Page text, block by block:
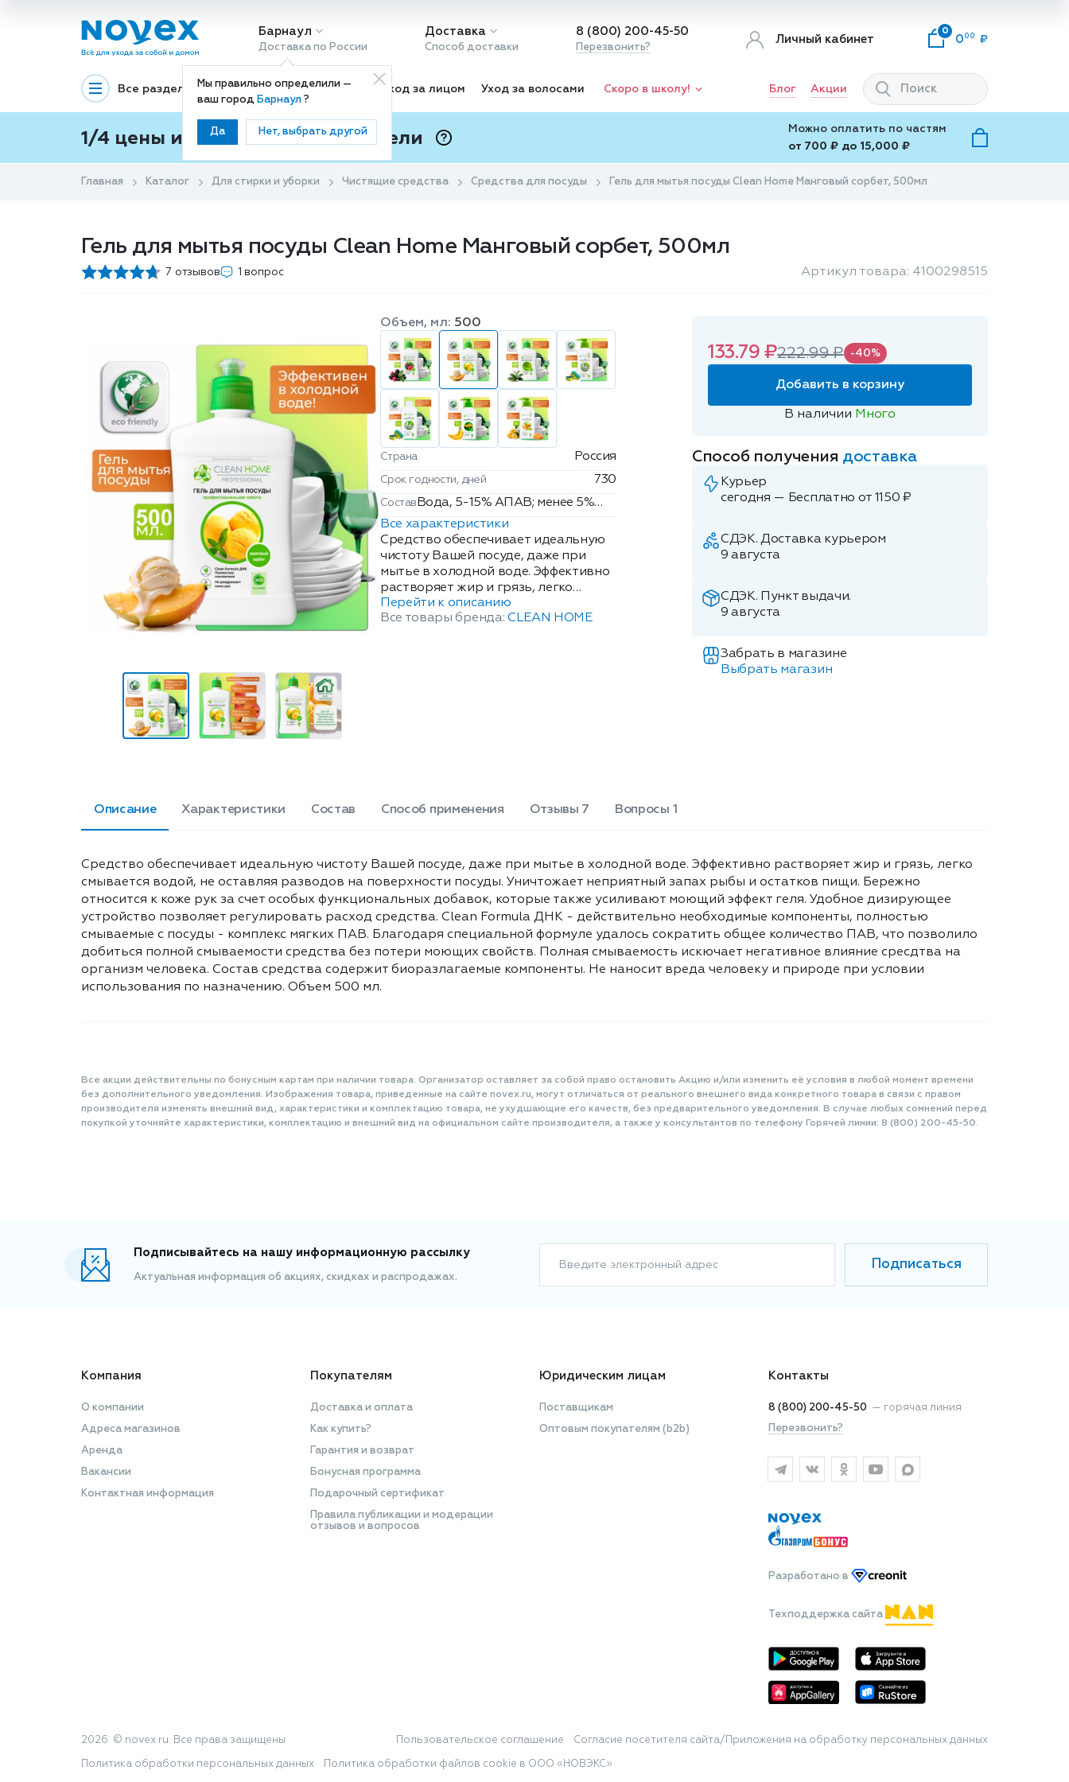
Барнаул
Доставка по России
Мы правильно определили —
ваш город Барнаул?
Да Нет, выбрать другой
Доставка
Способ доставки
8 (800) 200-45-50
Перезвонить?
Личный кабинет
0
0 00
Все разделы Декоративная косметика Уход за лицом Уход за волосами Скоро в школу! Блог Акции
1/4 цены и покупки ваши с Подели
Можно оплатить по частям
от 700 ₽ до 15,000 ₽
Главная Каталог Для стирки и уборки Чистящие средства Средства для посуды Гель для мытья посуды Clean Home Манговый сорбет, 500мл
Гель для мытья посуды Clean Home Манговый сорбет, 500мл
7 отзывов 1 вопрос Артикул товара: 4100298515
Объем, мл: 500
Страна Россия
Срок годности, дней 730
Состав Вода, 5-15% АПАВ; менее 5%
АмфПАВ, глицерин, аллантоин,
функциональные добавки,
карбамид, парфюмерная
композиция,
метилхлороизтиазолинон,
метилизотиазолинон
Все характеристики
Средство обеспечивает идеальную
чистоту Вашей посуде, даже при
мытье в холодной воде. Эффективно
растворяет жир и грязь, легко
смывается водой, не оставляя
разводов на поверхности посуды.
Благодаря специальной формуле
добиться полной смываемости
средства без потери моющих
свойств. Полная смываемость
искючает негативное влияние
сресдтва на организм человека.
Состав средства содержит
биоразлагаемые компоненты. Не
наносит вреда человеку и природе
Перейти к описанию
Все товары бренда: CLEAN HOME
133.79 ₽222.99 ₽ -40%
Добавить в корзину
В наличии Много
Способ получения доставка
Курьер
сегодня — Бесплатно от 1150 ₽
СДЭК. Доставка курьером
9 августа
СДЭК. Пункт выдачи.
9 августа
Забрать в магазине
Выбрать магазин
Описание Характеристики Состав Способ применения Отзывы 7 Вопросы 1
Средство обеспечивает идеальную чистоту Вашей посуде, даже при мытье в холодной воде. Эффективно растворяет жир и грязь, легко
смывается водой, не оставляя разводов на поверхности посуды. Уничтожает неприятный запах рыбы и остатков пищи. Бережно
относится к коже рук за счет особых функциональных добавок, которые также усиливают моющий эффект геля. Удобное дизирующее
устройство позволяет регулировать расход средства. Clean Formula ДНК - действительно необходимые компоненты, полностью
смываемые с посуды - комплекс мягких ПАВ. Благодаря специальной формуле удалось сократить общее количество ПАВ, что позволило
добиться полной смываемости средства без потери моющих свойств. Полная смываемость искючает негативное влияние сресдтва на
организм человека. Состав средства содержит биоразлагаемые компоненты. Не наносит вреда человеку и природе при условии
использования по назначению. Объем 500 мл.
Все акции действительны по бонусным картам при наличии товара. Организатор оставляет за собой право остановить Акцию и/или изменить её условия в любой момент времени
без дополнительного уведомления. Изображения товара, приведенные на сайте novex.ru, могут отличаться от реального внешнего вида конкретного товара в связи с правом
производителя изменять внешний вид, характеристики и комплектацию товара, не ухудшающие его качеств, без предварительного уведомления. В случае любых сомнений перед
покупкой уточняйте характеристики, комплектацию и внешний вид на официальном сайте производителя, а также у консультантов по телефону Горячей линии: 8 (800) 200-45-50.
Подписывайтесь на нашу информационную рассылку
Актуальная информация об акциях, скидках и распродажах.
Введите электронный адрес Подписаться
Компания
О компании
Адреса магазинов
Аренда
Вакансии
Контактная информация
Покупателям
Доставка и оплата
Как купить?
Гарантия и возврат
Бонусная программа
Подарочный сертификат
Правила публикации и модерации
отзывов и вопросов
Юридическим лицам
Поставщикам
Оптовым покупателям (b2b)
Контакты
8 (800) 200-45-50 — горячая линия
Перезвонить?
Разработано в
Техподдержка сайта
2026 © novex.ru. Все права защищены Пользовательское соглашение Согласие посетителя сайта/Приложения на обработку персональных данных
Политика обработки персональных данных Политика обработки файлов cookie в ООО «НОВЭКС»